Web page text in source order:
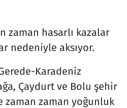
zaman hasarlı kazalar
nedeniyle aksıyor.
Karadeniz
Çaydurt ve Bolu şehir
zaman zaman yoğunluk